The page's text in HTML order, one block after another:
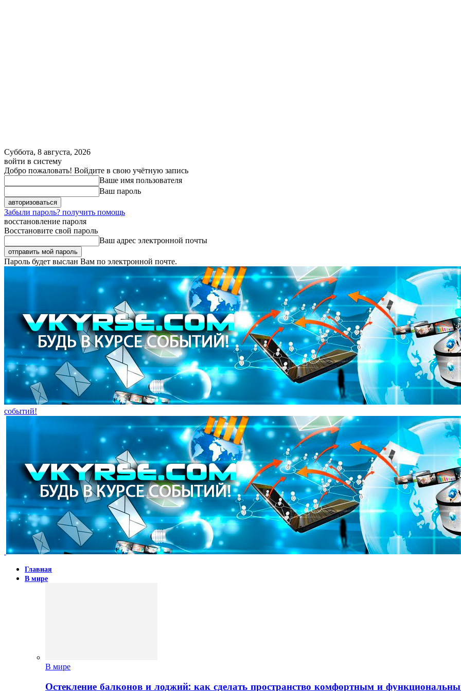
Суббота, 8 августа, 2026
войти в систему
Добро пожаловать! Войдите в свою учётную запись
Ваше имя пользователя
Ваш пароль
Забыли пароль? получить помощь
восстановление пароля
Восстановите свой пароль
Ваш адрес электронной почты
Пароль будет выслан Вам по электронной почте.
событий!
Главная
В мире
В мире
Остекление балконов и лоджий: как сделать пространство комфортным и